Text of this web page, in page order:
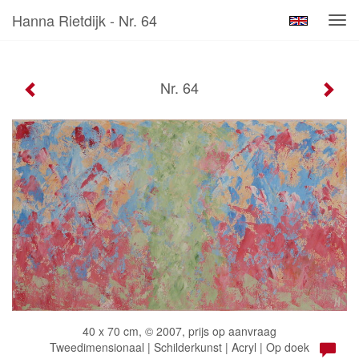
Hanna Rietdijk - Nr. 64
Nr. 64
40 x 70 cm, © 2007, prijs op aanvraag
Tweedimensionaal | Schilderkunst | Acryl | Op doek